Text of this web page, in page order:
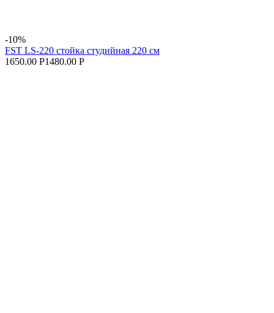
-10%
FST LS-220 стойка студийная 220 см
1650.00 Р1480.00 Р